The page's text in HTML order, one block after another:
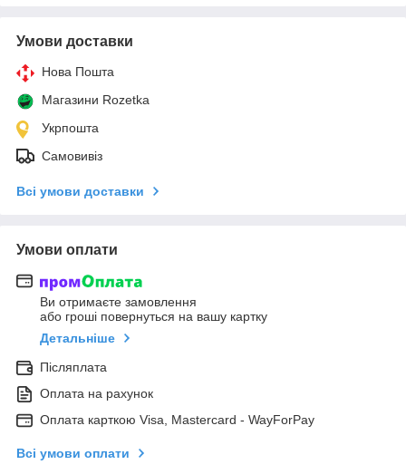
Умови доставки
Нова Пошта
Магазини Rozetka
Укрпошта
Самовивіз
Всі умови доставки
Умови оплати
Ви отримаєте замовлення
або гроші повернуться на вашу картку
Детальніше
Післяплата
Оплата на рахунок
Оплата карткою Visa, Mastercard - WayForPay
Всі умови оплати